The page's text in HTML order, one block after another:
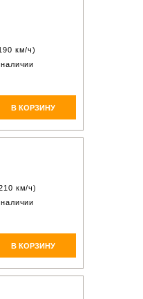
км/ч)
В КОРЗИНУ
км/ч)
В КОРЗИНУ